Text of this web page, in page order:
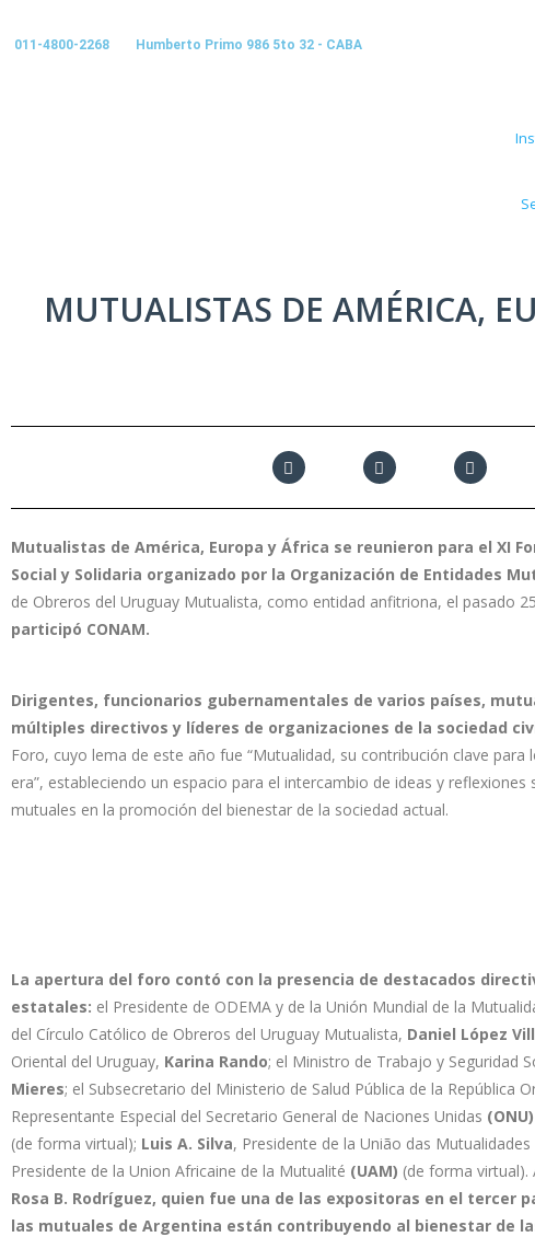
011-4800-2268 Humberto Primo 986 5to 32 - CABA
MUTUALISTAS DE AMÉRICA,
Mutualistas de América, Europa y África se reunieron para el XI
Social y Solidaria organizado por la Organización de Entidades
de Obreros del Uruguay Mutualista, como entidad anfitriona, el pasado
participó CONAM.
Dirigentes, funcionarios gubernamentales de varios países,
múltiples directivos y líderes de organizaciones de la sociedad
Foro, cuyo lema de este año fue “Mutualidad, su contribución clave
era”, estableciendo un espacio para el intercambio de ideas y
mutuales en la promoción del bienestar de la sociedad actual.
La apertura del foro contó con la presencia de destacados
estatales: el Presidente de ODEMA y de la Unión Mundial de la
del Círculo Católico de Obreros del Uruguay Mutualista, Daniel López
Oriental del Uruguay, Karina Rando; el Ministro de Trabajo y Seguridad
Mieres; el Subsecretario del Ministerio de Salud Pública de la República
Representante Especial del Secretario General de Naciones Unidas (ONU)
(de forma virtual); Luis A. Silva, Presidente de la União das
Presidente de la Union Africaine de la Mutualité (UAM) (de forma virtual).
Rosa B. Rodríguez, quien fue una de las expositoras en el tercer
las mutuales de Argentina están contribuyendo al bienestar de